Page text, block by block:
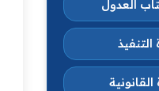
العدول
التنفيذ
القانونية